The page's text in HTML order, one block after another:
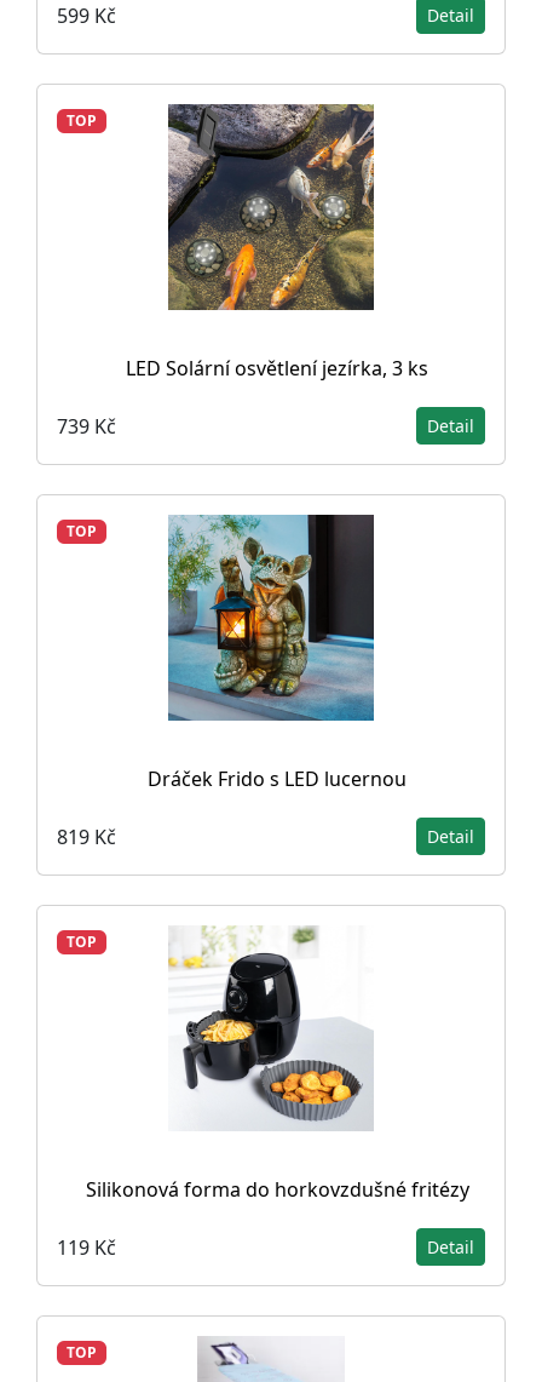
599 Kč Detail
TOP
LED Solární osvětlení jezírka, 3 ks
739 Kč Detail
TOP
Dráček Frido s LED lucernou
819 Kč Detail
TOP
Silikonová forma do horkovzdušné fritézy
119 Kč Detail
TOP